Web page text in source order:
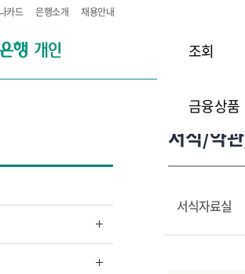
카드 은행소개 채용안내
조회
금융상품
서식/약
서식자료실